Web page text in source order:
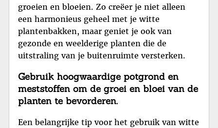
groeien en bloeien. Zo creëer je niet alleen
een harmonieus geheel met je witte
plantenbakken, maar geniet je ook van
gezonde en weelderige planten die de
uitstraling van je buitenruimte versterken.
Gebruik hoogwaardige potgrond en
meststoffen om de groei en bloei van de
planten te bevorderen.
Een belangrijke tip voor het gebruik van witte